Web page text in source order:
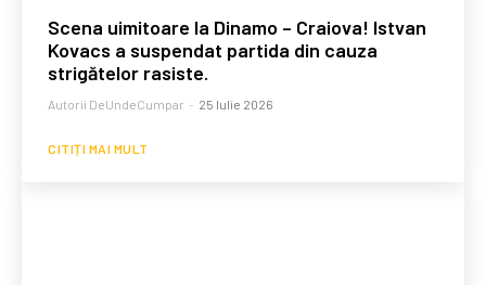
Scena uimitoare la Dinamo – Craiova! Istvan
Kovacs a suspendat partida din cauza
strigătelor rasiste.
Autorii DeUndeCumpar - 25 Iulie 2026
CITIȚI MAI MULT